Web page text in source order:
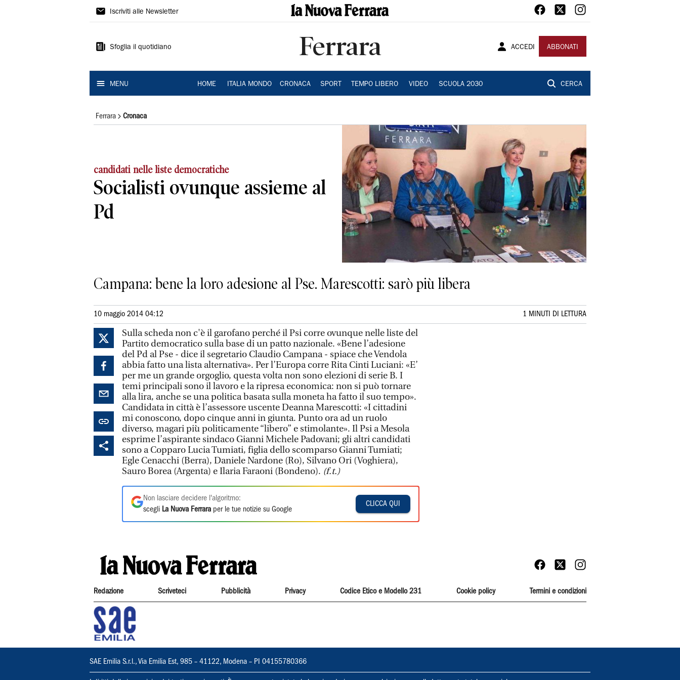
La
Ferrara
Iscriviti alle Newsletter
Sfoglia il quotidiano Ferrara ACCEDI ABBONATI
MENU HOME ITALIA MONDO CRONACA SPORT TEMPO LIBERO VIDEO SCUOLA 2030 CERCA
Ferrara Cronaca
candidati nelle liste democratiche
Socialisti ovunque assieme al
Pd
Campana: bene la loro adesione al Pse. Marescotti: sarò più libera
10 maggio 2014 04:12 1 MINUTI DI LETTURA
Sulla scheda non c'è il garofano perché il Psi corre ovunque nelle liste del
Partito democratico sulla base di un patto nazionale. «Bene l’adesione
del Pd al Pse - dice il segretario Claudio Campana - spiace che Vendola
abbia fatto una lista alternativa». Per l’Europa corre Rita Cinti Luciani: «E’
per me un grande orgoglio, questa volta non sono elezioni di serie B. I
temi principali sono il lavoro e la ripresa economica: non si può tornare
alla lira, anche se una politica basata sulla moneta ha fatto il suo tempo».
Candidata in città è l’assessore uscente Deanna Marescotti: «I cittadini
mi conoscono, dopo cinque anni in giunta. Punto ora ad un ruolo
diverso, magari più politicamente “libero” e stimolante». Il Psi a Mesola
esprime l’aspirante sindaco Gianni Michele Padovani; gli altri candidati
sono a Copparo Lucia Tumiati, figlia dello scomparso Gianni Tumiati;
Egle Cenacchi (Berra), Daniele Nardone (Ro), Silvano Ori (Voghiera),
Sauro Borea (Argenta) e Ilaria Faraoni (Bondeno). (f.t.)
Non lasciare decidere l'algoritmo:
scegli La Nuova Ferrara per le tue notizie su Google
CLICCA QUI
Redazione Scriveteci Pubblicità Privacy Codice Etico e Modello 231 Cookie policy Termini e condizioni
SAE Emilia S.r.l., Via Emilia Est, 985 – 41122, Modena – PI 04155780366